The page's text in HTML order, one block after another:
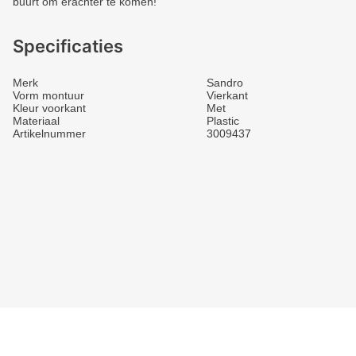
Specificaties
Merk
Sandro
Vorm montuur
Vierkant
Kleur voorkant
Met
Materiaal
Plastic
Artikelnummer
3009437